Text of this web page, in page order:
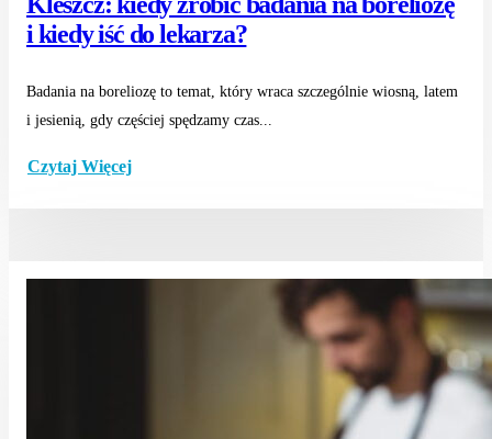
i kiedy iść do lekarza?
Badania na boreliozę to temat, który wraca szczególnie wiosną, latem
i jesienią, gdy częściej spędzamy czas...
Czytaj Więcej